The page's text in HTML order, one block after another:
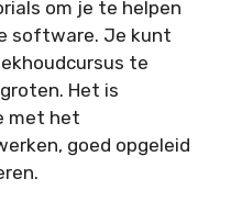
om je te helpen
software. Je kunt
te
Het is
met het
goed opgeleid